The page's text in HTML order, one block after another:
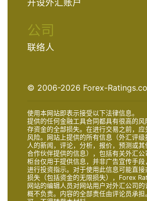
公司
联络人
© 2006-2026 Forex-
使用本网站即表示接受以下法律信息。
提供的任何金融工具合同都具有很高的
存资金的全部损失。在进行交易之前，应
风险。网站上提供的所有信息（外汇评
人的新闻，评论，分析，报价，预测或
合作伙伴提供的信息），包括有关外汇公
柜台仅用于提供信息，并非广告宣传手
进行投资指示。对于使用此信息可能直
损失（包括资金的无限损失），Forex
网站的编辑人员对网站用户对外汇公司
概不负责。内容的全部责任由评论员承